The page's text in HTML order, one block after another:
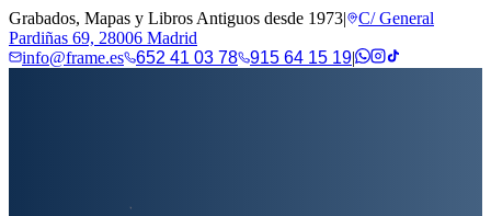
Grabados, Mapas y Libros Antiguos desde 1973|
C/ General
Pardiñas 69, 28006 Madrid
info@frame.es
652 41 03 78 915 64 15 19|